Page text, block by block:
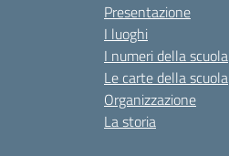
Presentazione
I luoghi
I numeri della scuola
Le carte della scuola
Organizzazione
La storia